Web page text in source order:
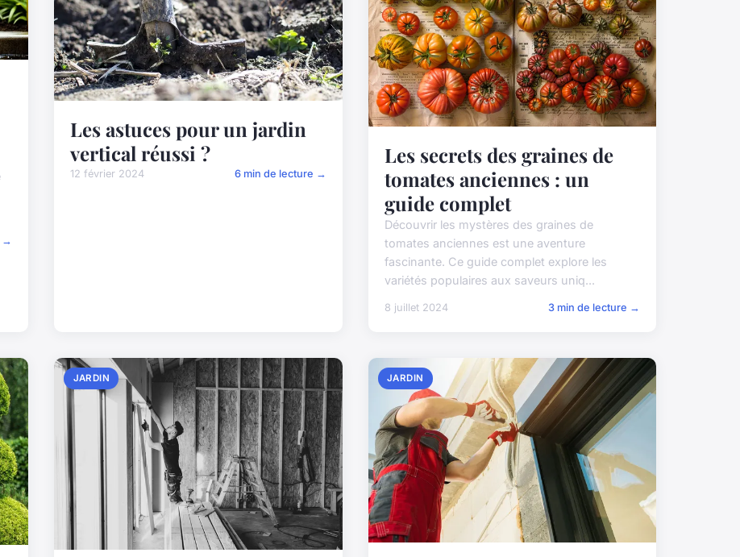
→
Les astuces pour un jardin
vertical réussi ?
12 février 2024 6 min de lecture →
Les secrets des graines de
tomates anciennes : un
guide complet
Découvrir les mystères des graines de
tomates anciennes est une aventure
fascinante. Ce guide complet explore les
variétés populaires aux saveurs uniq...
8 juillet 2024 3 min de lecture →
JARDIN JARDIN